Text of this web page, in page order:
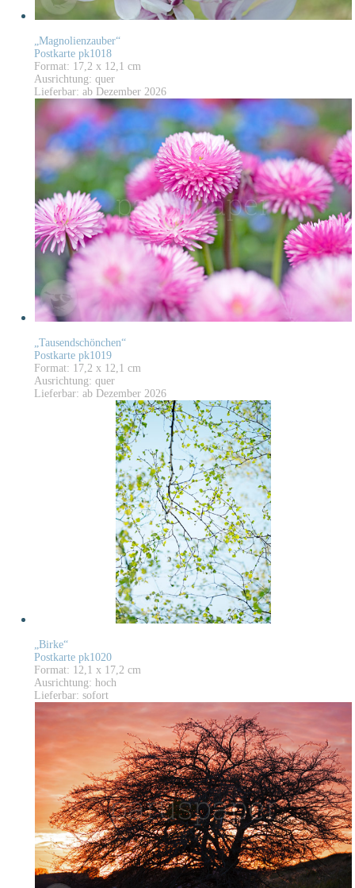
„Magnolienzauber“
Postkarte pk1018
Format: 17,2 x 12,1 cm
Ausrichtung: quer
Lieferbar: ab Dezember 2026
„Tausendschönchen“
Postkarte pk1019
Format: 17,2 x 12,1 cm
Ausrichtung: quer
Lieferbar: ab Dezember 2026
„Birke“
Postkarte pk1020
Format: 12,1 x 17,2 cm
Ausrichtung: hoch
Lieferbar: sofort